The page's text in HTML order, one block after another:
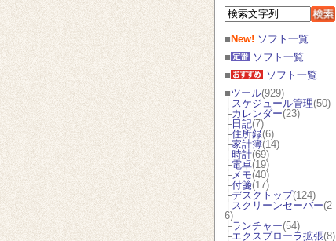
■ New! ソフト一覧
■
ソフト一覧
■
ソフト一覧
■ツール(929)
├スケジュール管理(50)
├カレンダー(23)
├日記(7)
├住所録(6)
├家計簿(14)
├時計(69)
├電卓(19)
├メモ(40)
├付箋(17)
├デスクトップ(124)
├スクリーンセーバー(2
6)
├ランチャー(54)
├エクスプローラ拡張(8)